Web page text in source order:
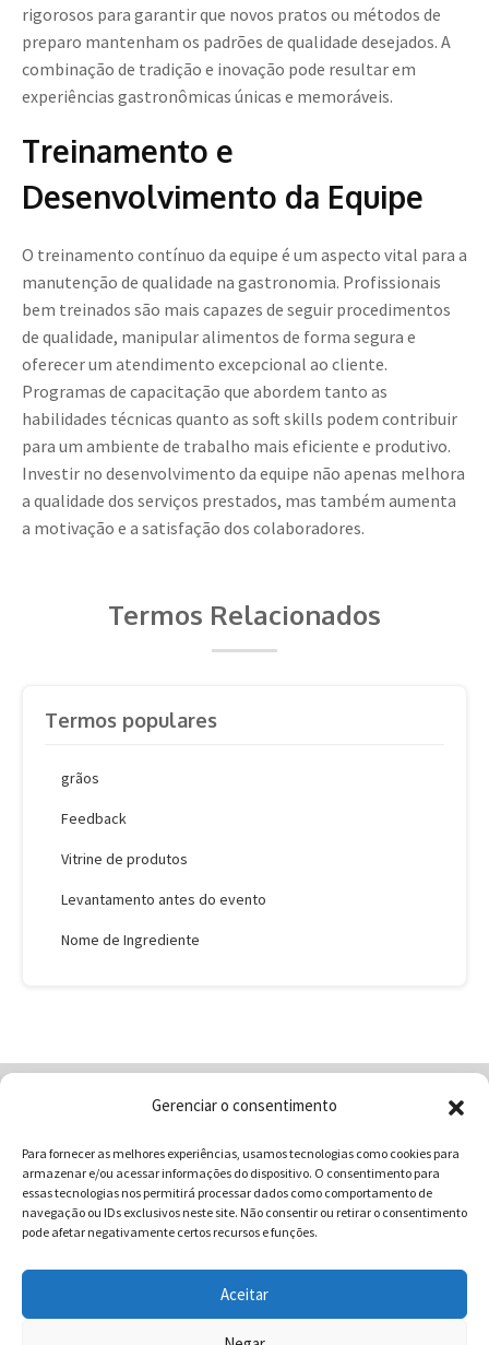
Gerenciar o consentimento
Para fornecer as melhores experiências, usamos tecnologias como cookies para
armazenar e/ou acessar informações do dispositivo. O consentimento para
essas tecnologias nos permitirá processar dados como comportamento de
navegação ou IDs exclusivos neste site. Não consentir ou retirar o consentimento
pode afetar negativamente certos recursos e funções.
Aceitar
rigorosos para garantir que novos pratos ou métodos de
preparo mantenham os padrões de qualidade desejados. A
combinação de tradição e inovação pode resultar em
experiências gastronômicas únicas e memoráveis.
Treinamento e
Desenvolvimento da Equipe
O treinamento contínuo da equipe é um aspecto vital para a
manutenção de qualidade na gastronomia. Profissionais
bem treinados são mais capazes de seguir procedimentos
de qualidade, manipular alimentos de forma segura e
oferecer um atendimento excepcional ao cliente.
Programas de capacitação que abordem tanto as
habilidades técnicas quanto as soft skills podem contribuir
para um ambiente de trabalho mais eficiente e produtivo.
Investir no desenvolvimento da equipe não apenas melhora
a qualidade dos serviços prestados, mas também aumenta
a motivação e a satisfação dos colaboradores.
Termos Relacionados
Termos populares
grãos
Feedback
Vitrine de produtos
Levantamento antes do evento
Nome de Ingrediente
Contatos
Receitas
Blog
Vocabulário da Gastronomia
COMUNICAR - Comunicação e Marketing | CNPJ:
03.013.350/0001-80 | Rua 82 Nº99 Qd. F13 Lt. 13 Sala 01 - Setor